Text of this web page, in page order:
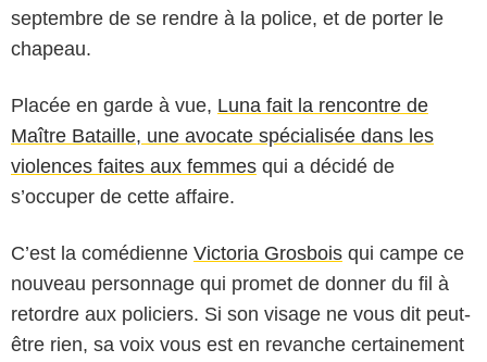
septembre de se rendre à la police, et de porter le
chapeau.
Placée en garde à vue, Luna fait la rencontre de
Maître Bataille, une avocate spécialisée dans les
violences faites aux femmes qui a décidé de
s’occuper de cette affaire.
C’est la comédienne Victoria Grosbois qui campe ce
nouveau personnage qui promet de donner du fil à
retordre aux policiers. Si son visage ne vous dit peut-
être rien, sa voix vous est en revanche certainement